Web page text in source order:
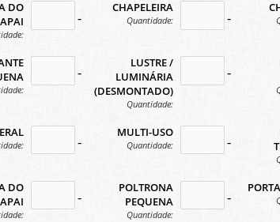
DO
no-icon
CHAPELEIRA
Quantidade: no-
no-icon
LUSTRE /
LUMINÁRIA
(DESMONTADO)
Quantidade:
no-
no-icon
MULTI-USO
Quantidade: no-
DO
no-icon
POLTRONA
PEQUENA
Quantidade:
no-